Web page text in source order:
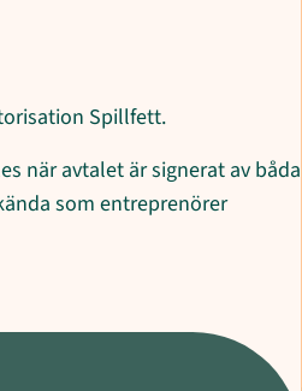
Spillfett.
när avtalet är signerat av båda
som entreprenörer